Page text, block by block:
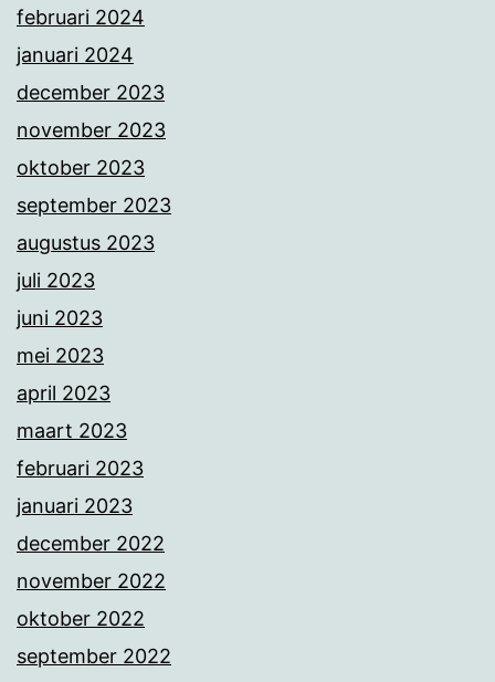
februari 2024
januari 2024
december 2023
november 2023
oktober 2023
september 2023
augustus 2023
juli 2023
juni 2023
mei 2023
april 2023
maart 2023
februari 2023
januari 2023
december 2022
november 2022
oktober 2022
september 2022